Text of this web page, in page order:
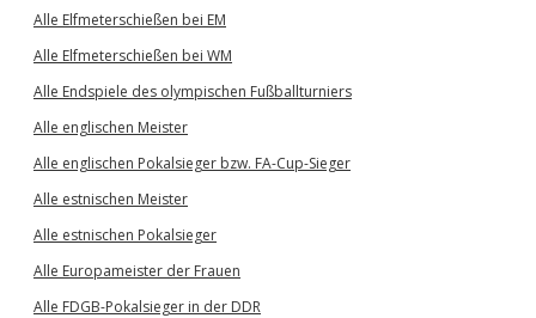
Alle Elfmeterschießen bei EM
Alle Elfmeterschießen bei WM
Alle Endspiele des olympischen Fußballturniers
Alle englischen Meister
Alle englischen Pokalsieger bzw. FA-Cup-Sieger
Alle estnischen Meister
Alle estnischen Pokalsieger
Alle Europameister der Frauen
Alle FDGB-Pokalsieger in der DDR